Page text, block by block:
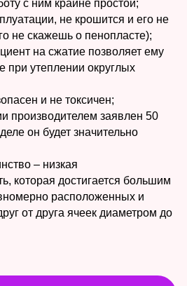
с ним крайне простой;
не крошится и его не
не скажешь о пенопласте);
на сжатие позволяет ему
при утеплении округлых
и не токсичен;
производителем заявлен 50
он будет значительно
– низкая
которая достигается большим
расположенных и
от друга ячеек диаметром до